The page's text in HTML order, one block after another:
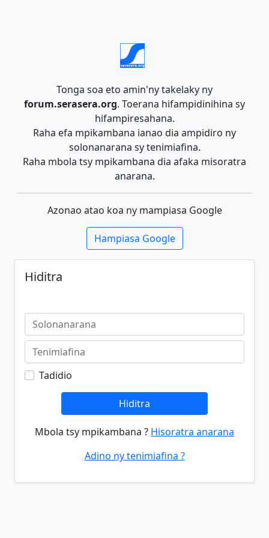
Tonga soa eto amin'ny takelaky ny
forum.serasera.org. Toerana hifampidinihina sy
hifampiresahana.
Raha efa mpikambana ianao dia ampidiro ny
solonanarana sy tenimiafina.
Raha mbola tsy mpikambana dia afaka misoratra
anarana.
Azonao atao koa ny mampiasa Google
Hampiasa Google
Hiditra
Tadidio
Hiditra
Mbola tsy mpikambana ? Hisoratra anarana
Adino ny tenimiafina ?